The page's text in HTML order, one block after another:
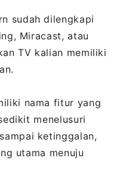
sudah dilengkapi
Miracast, atau
TV kalian memiliki
nama fitur yang
menelusuri
ketinggalan,
utama menuju